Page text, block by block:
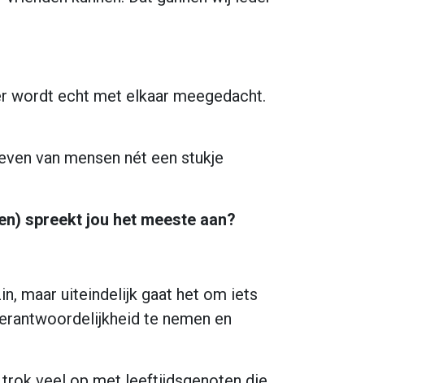
wordt echt met elkaar meegedacht.
van mensen nét een stukje
spreekt jou het meeste aan?
maar uiteindelijk gaat het om iets
te nemen en